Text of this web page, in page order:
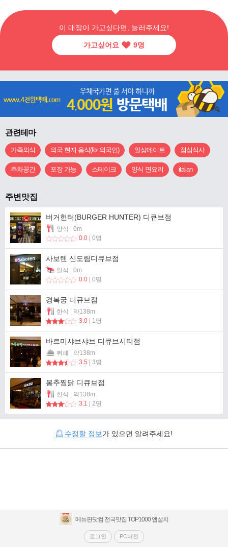
이 매장이 가고싶다면, 눌러주세요!
가고싶어요 9명
관련테마
가족외식 외국 현지 음식(for 외국인) 일상데이트 점심식사
주차공간 포장 가능 스테이크 양식 면요리 italian
주변맛집
버거헌터(BURGER HUNTER) 디큐브점
양식 | 0m
0.0 | 0명
사보텐 신도림디큐브점
일식 | 0m
0.0 | 0명
경복궁 디큐브점
한식 | 약138m
3.0 | 1명
바르미샤브샤브 디큐브시티점
뷔페 | 약138m
3.5 | 3명
봉추찜닭 디큐브점
한식 | 약138m
3.1 | 2명
수정할 정보가 있으면 알려주세요!
메뉴판닷컴 전국맛집 TOP1000 앱설치
로그인 PC버전